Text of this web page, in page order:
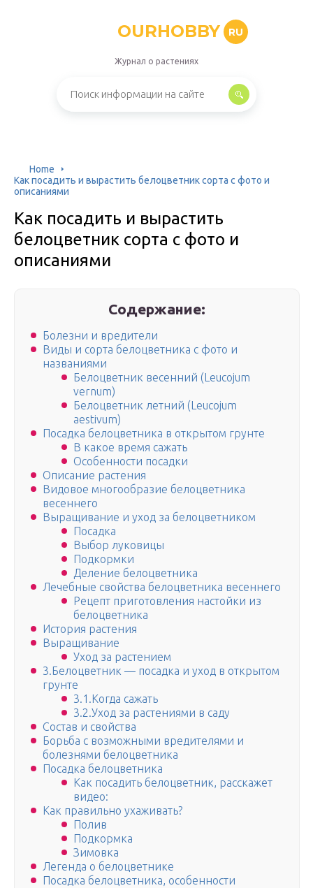
OURHOBBY RU
Журнал о растениях
Home
Как посадить и вырастить белоцветник сорта с фото и
описаниями
Как посадить и вырастить
белоцветник сорта с фото и
описаниями
Содержание:
Болезни и вредители
Виды и сорта белоцветника с фото и
названиями
Белоцветник весенний (Leucojum
vernum)
Белоцветник летний (Leucojum
aestivum)
Посадка белоцветника в открытом грунте
В какое время сажать
Особенности посадки
Описание растения
Видовое многообразие белоцветника
весеннего
Выращивание и уход за белоцветником
Посадка
Выбор луковицы
Подкормки
Деление белоцветника
Лечебные свойства белоцветника весеннего
Рецепт приготовления настойки из
белоцветника
История растения
Выращивание
Уход за растением
3.Белоцветник — посадка и уход в открытом
грунте
3.1.Когда сажать
3.2.Уход за растениями в саду
Состав и свойства
Борьба с возможными вредителями и
болезнями белоцветника
Посадка белоцветника
Как посадить белоцветник, расскажет
видео:
Как правильно ухаживать?
Полив
Подкормка
Зимовка
Легенда о белоцветнике
Посадка белоцветника, особенности